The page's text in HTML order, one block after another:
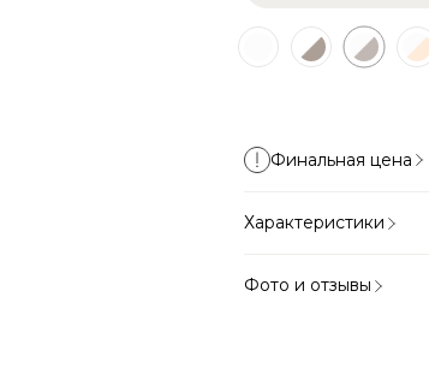
Финальная цена
Характеристики
Фото и отзывы